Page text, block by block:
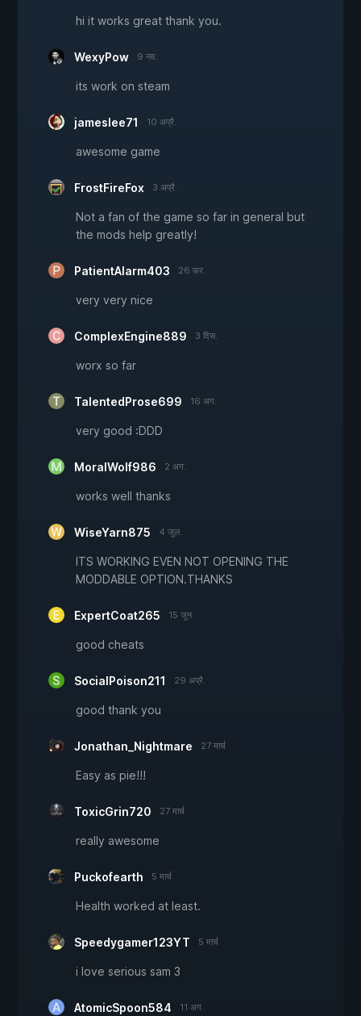
hi it works great thank you.
WexyPow 9 नव.
its work on steam
jameslee71 10 अप्रै.
awesome game
FrostFireFox 3 अप्रै.
Not a fan of the game so far in general but
the mods help greatly!
PatientAlarm403 26 फ़र.
very very nice
ComplexEngine889 3 दिस.
worx so far
TalentedProse699 16 अग.
very good :DDD
MoralWolf986 2 अग.
works well thanks
WiseYarn875 4 जुल.
ITS WORKING EVEN NOT OPENING THE
MODDABLE OPTION.THANKS
ExpertCoat265 15 जून
good cheats
SocialPoison211 29 अप्रै.
good thank you
Jonathan_Nightmare 27 मार्च
Easy as pie!!!
ToxicGrin720 27 मार्च
really awesome
Puckofearth 5 मार्च
Health worked at least.
Speedygamer123YT 5 मार्च
i love serious sam 3
AtomicSpoon584 11 अग.